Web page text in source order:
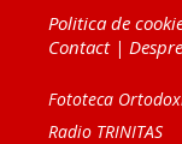
Politica de
Contact|
Fototeca
Radio TRINITAS